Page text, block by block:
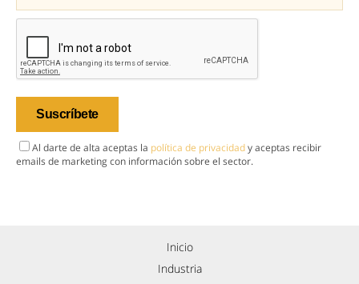
Al darte de alta aceptas la política de privacidady aceptas recibir
emails de marketing con información sobre el sector.
Inicio
Industria